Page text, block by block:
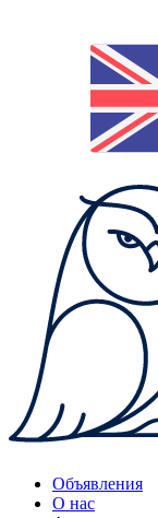
Объявления
О нас